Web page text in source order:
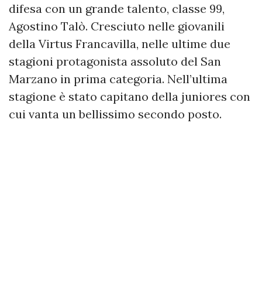
difesa con un grande talento, classe 99,
Agostino Talò. Cresciuto nelle giovanili
della Virtus Francavilla, nelle ultime due
stagioni protagonista assoluto del San
Marzano in prima categoria. Nell’ultima
stagione è stato capitano della juniores con
cui vanta un bellissimo secondo posto.